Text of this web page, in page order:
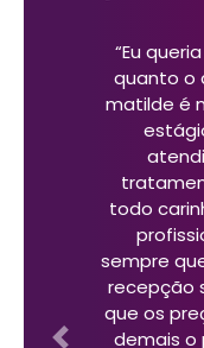
“Eu
quanto o
matilde é
todo
sempre
recepção
que os
demais